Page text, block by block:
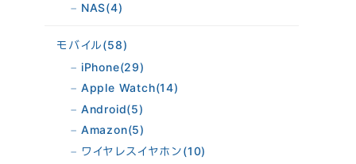
NAS(4)
モバイル(58)
iPhone(29)
Apple Watch(14)
Android(5)
Amazon(5)
ワイヤレスイヤホン(10)